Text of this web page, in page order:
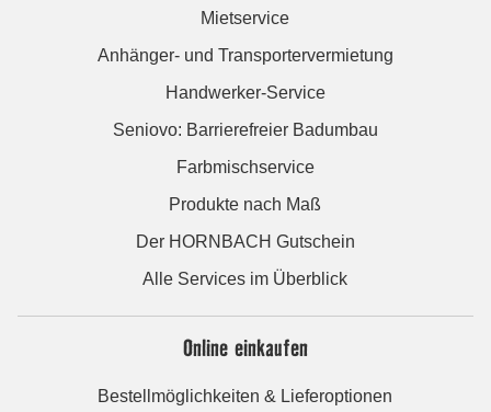
Mietservice
Anhänger- und Transportervermietung
Handwerker-Service
Seniovo: Barrierefreier Badumbau
Farbmischservice
Produkte nach Maß
Der HORNBACH Gutschein
Alle Services im Überblick
Online einkaufen
Bestellmöglichkeiten & Lieferoptionen